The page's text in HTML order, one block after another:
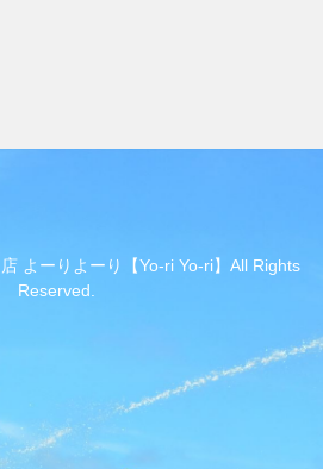
よーりよーり【Yo-ri Yo-ri】All Rights
Reserved.